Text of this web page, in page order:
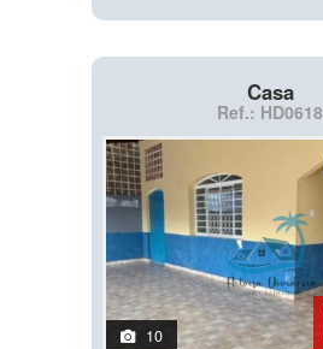
Casa
Ref.: HD0618
10